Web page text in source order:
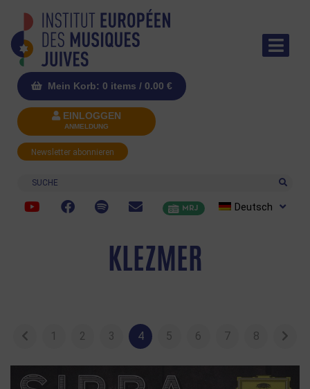
Mein Korb: 0 items / 0.00 €
EINLOGGEN
ANMELDUNG
Newsletter abonnieren
Suche
MRJ Deutsch
KLEZMER
1 2 3 4 5 6 7 8